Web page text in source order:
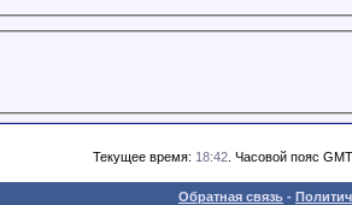
Текущее время: 18:42 . Часовой пояс GMT.
Обратная связь -